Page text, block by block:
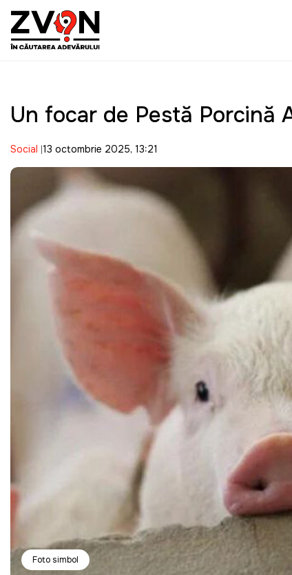
Un focar de Pestă Porcină
Social 13 octombrie 2025, 13:21
Foto simbol